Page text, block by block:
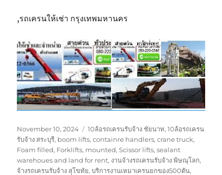
,รถเครนให้เช่า กรุงเทพมหานคร
Posted
on
November 10, 2024 Tags
10ล้อรถเครนรับจ้าง ชัยนาท,10ล้อรถเครน
รับจ้าง สระบุรี, boom lifts,containre handlers,crane truck,
Foam filled, Forklifts, mounted,Scissor lifts,sealant
warehoues and land for rent, งานจ้างรถเครนรับจ้าง พิษณุโลก,
จ้างรถเครนรับจ้าง สุโขทัย,บริการงานเหมาเครนยกของ500ตัน,